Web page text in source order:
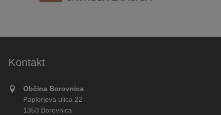
Kontakt
Občina Borovnica
Paplerjeva ulica 22
1353 Borovnica